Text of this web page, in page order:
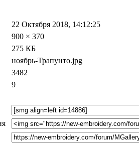
22 Октября 2018, 14:12:25
900 × 370
275 КБ
ноябрь-Трапунто.jpg
3482
9